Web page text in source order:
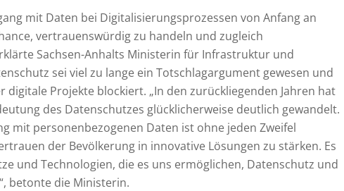
mit Daten bei Digitalisierungsprozessen von Anfang an
vertrauenswürdig zu handeln und zugleich
Sachsen-Anhalts Ministerin für Infrastruktur und
sei viel zu lange ein Totschlagargument gewesen und
Projekte blockiert. „In den zurückliegenden Jahren hat
des Datenschutzes glücklicherweise deutlich gewandelt.
mit personenbezogenen Daten ist ohne jeden Zweifel
der Bevölkerung in innovative Lösungen zu stärken. Es
und Technologien, die es uns ermöglichen, Datenschutz und
betonte die Ministerin.